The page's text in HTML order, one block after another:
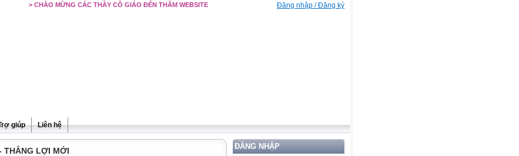
Đăng nhập / Đăng ký
giúp Liên hệ
ĐĂNG NHẬP
THẮNG LỢI MỚI
> CHÀO MỪNG CÁC THẦY CÔ GIÁO ĐẾN THĂM WEBSITE